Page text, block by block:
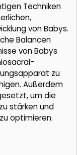
Techniken
von Babys.
Balancen
von Babys
zu
Außerdem
um die
stärken und
optimieren.